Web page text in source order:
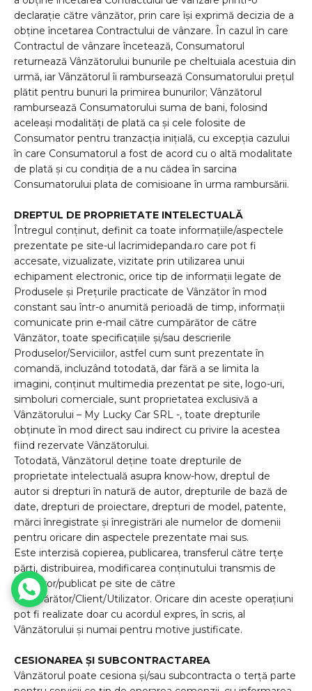
declaraţie către vânzător, prin care îşi exprimă decizia de a
obţine încetarea Contractului de vânzare. În cazul în care
Contractul de vânzare încetează, Consumatorul
returnează Vânzătorului bunurile pe cheltuiala acestuia din
urmă, iar Vânzătorul îi rambursează Consumatorului preţul
plătit pentru bunuri la primirea bunurilor; Vânzătorul
rambursează Consumatorului suma de bani, folosind
aceleaşi modalităţi de plată ca şi cele folosite de
Consumator pentru tranzacţia iniţială, cu excepţia cazului
în care Consumatorul a fost de acord cu o altă modalitate
de plată şi cu condiţia de a nu cădea în sarcina
Consumatorului plata de comisioane în urma rambursării.
DREPTUL DE PROPRIETATE INTELECTUALĂ
Întregul conținut, definit ca toate informațiile/aspectele
prezentate pe site-ul lacrimidepanda.ro care pot fi
accesate, vizualizate, vizitate prin utilizarea unui
echipament electronic, orice tip de informații legate de
Produsele și Prețurile practicate de Vânzător în mod
constant sau într-o anumită perioadă de timp, informații
comunicate prin e-mail către cumpărător de către
Vânzător, toate specificațiile și/sau descrierile
Produselor/Serviciilor, astfel cum sunt prezentate în
comandă, incluzând totodată, dar fără a se limita la
imagini, conținut multimedia prezentat pe site, logo-uri,
simboluri comerciale, sunt proprietatea exclusivă a
Vânzătorului – My Lucky Car SRL -, toate drepturile
obținute în mod direct sau indirect cu privire la acestea
fiind rezervate Vânzătorului.
Totodată, Vânzătorul deține toate drepturile de
proprietate intelectuală asupra know-how, dreptul de
autor si drepturi în natură de autor, drepturile de bază de
date, drepturi de proiectare, drepturi de model, patente,
mărci înregistrate și înregistrări ale numelor de domenii
pentru oricare din aspectele prezentate mai sus.
Este interzisă copierea, publicarea, transferul către terțe
părți, distribuirea, modificarea conținutului transmis de
Vânzăror/publicat pe site de către
Cumpărător/Client/Utilizator. Oricare din aceste operațiuni
pot fi realizate doar cu acordul expres, în scris, al
Vânzătorului și numai pentru motive justificate.
CESIONAREA ȘI SUBCONTRACTAREA
Vânzătorul poate cesiona și/sau subcontracta o terță parte